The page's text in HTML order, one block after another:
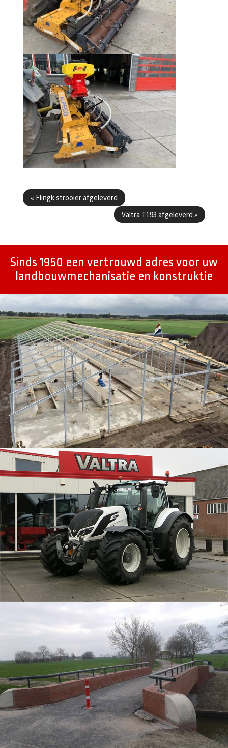
« Flingk strooier afgeleverd
Valtra T193 afgeleverd »
Sinds 1950 een vertrouwd adres voor uw
landbouwmechanisatie en konstruktie